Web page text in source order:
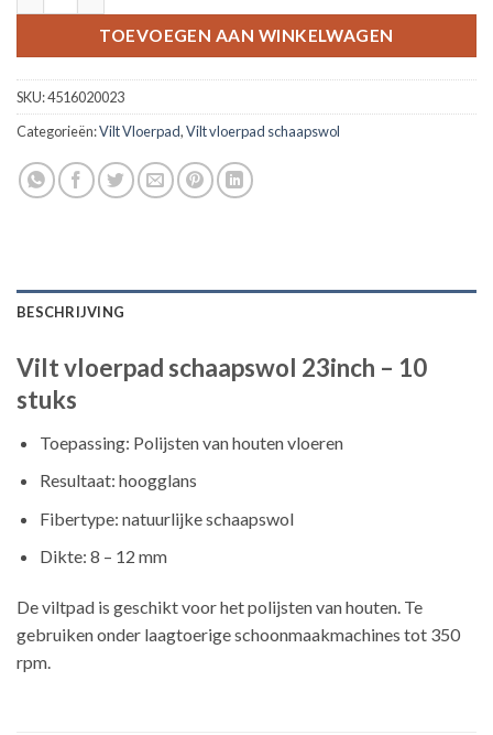
TOEVOEGEN AAN WINKELWAGEN
SKU:4516020023
Categorieën:Vilt Vloerpad,Vilt vloerpad schaapswol
BESCHRIJVING
Vilt vloerpad schaapswol 23inch – 10
stuks
Toepassing: Polijsten van houten vloeren
Resultaat: hoogglans
Fibertype: natuurlijke schaapswol
Dikte: 8 – 12 mm
De viltpad is geschikt voor het polijsten van houten. Te
gebruiken onder laagtoerige schoonmaakmachines tot 350
rpm.